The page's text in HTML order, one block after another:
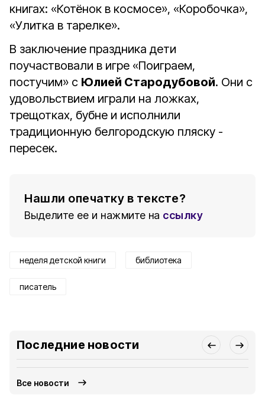
книгах: «Котёнок в космосе», «Коробочка»,
«Улитка в тарелке».
В заключение праздника дети
поучаствовали в игре «Поиграем,
постучим» с Юлией Стародубовой. Они с
удовольствием играли на ложках,
трещотках, бубне и исполнили
традиционную белгородскую пляску -
пересек.
Нашли опечатку в тексте?
Выделите ее и нажмите на ссылку
неделя детской книги библиотека
писатель
Последние новости
Все новости